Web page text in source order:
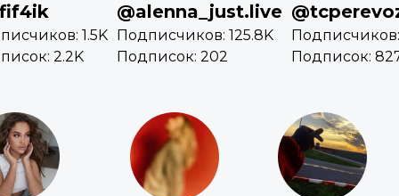
1.5K
2.2K
@alenna_just.live
Подписчиков: 125.8K
Подписок: 202
Подписчиков:
Подписок: